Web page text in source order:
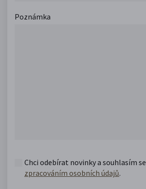
Poznámka
Chci odebírat novinky a souhlasím se
zpracováním osobních údajů.